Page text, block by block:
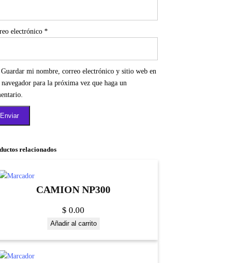
electrónico *
Guardar mi nombre, correo electrónico y sitio web en
navegador para la próxima vez que haga un
relacionados
CAMION NP300
$ 0.00
Añadir al carrito